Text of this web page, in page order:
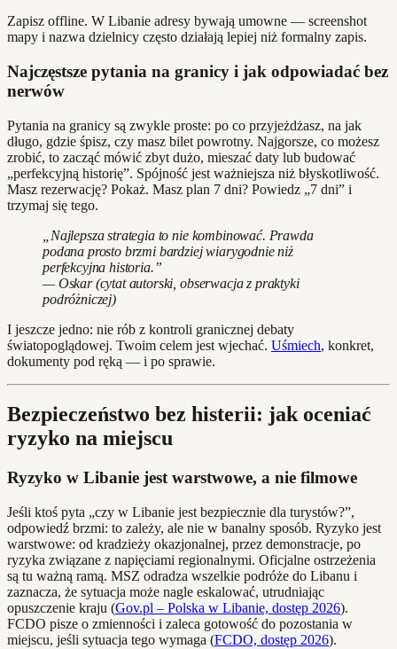
Zapisz offline. W Libanie adresy bywają umowne — screenshot
mapy i nazwa dzielnicy często działają lepiej niż formalny zapis.
Najczęstsze pytania na granicy i jak odpowiadać bez
nerwów
Pytania na granicy są zwykle proste: po co przyjeżdżasz, na jak
długo, gdzie śpisz, czy masz bilet powrotny. Najgorsze, co możesz
zrobić, to zacząć mówić zbyt dużo, mieszać daty lub budować
„perfekcyjną historię”. Spójność jest ważniejsza niż błyskotliwość.
Masz rezerwację? Pokaż. Masz plan 7 dni? Powiedz „7 dni” i
trzymaj się tego.
„Najlepsza strategia to nie kombinować. Prawda
podana prosto brzmi bardziej wiarygodnie niż
perfekcyjna historia.”
— Oskar (cytat autorski, obserwacja z praktyki
podróżniczej)
I jeszcze jedno: nie rób z kontroli granicznej debaty
światopoglądowej. Twoim celem jest wjechać. Uśmiech, konkret,
dokumenty pod ręką — i po sprawie.
Bezpieczeństwo bez histerii: jak oceniać
ryzyko na miejscu
Ryzyko w Libanie jest warstwowe, a nie filmowe
Jeśli ktoś pyta „czy w Libanie jest bezpiecznie dla turystów?”,
odpowiedź brzmi: to zależy, ale nie w banalny sposób. Ryzyko jest
warstwowe: od kradzieży okazjonalnej, przez demonstracje, po
ryzyka związane z napięciami regionalnymi. Oficjalne ostrzeżenia
są tu ważną ramą. MSZ odradza wszelkie podróże do Libanu i
zaznacza, że sytuacja może nagle eskalować, utrudniając
opuszczenie kraju (Gov.pl – Polska w Libanie, dostęp 2026).
FCDO pisze o zmienności i zaleca gotowość do pozostania w
miejscu, jeśli sytuacja tego wymaga (FCDO, dostęp 2026).